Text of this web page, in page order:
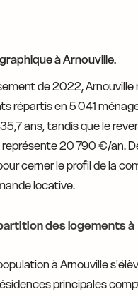
à Arnouville.
de 2022, Arnouville
répartis en 5 041
ans, tandis que le
20 790 €/an.
cerner le profil de la
locative.
des logements à
à Arnouville
principales